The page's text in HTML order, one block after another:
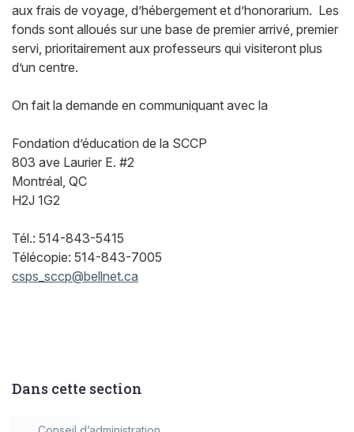
aux frais de voyage, d’hébergement et d’honorarium. Les
fonds sont alloués sur une base de premier arrivé, premier
servi, prioritairement aux professeurs qui visiteront plus
d’un centre.
On fait la demande en communiquant avec la
Fondation d’éducation de la SCCP
803 ave Laurier E. #2
Montréal, QC
H2J 1G2
Tél.: 514-843-5415
Télécopie: 514-843-7005
csps_sccp@bellnet.ca
Dans cette section